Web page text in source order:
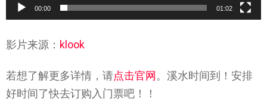
00:00 01:02
影片来源： klook
若想了解更多详情，请点击官网 。溪水时间到！安排
好时间了快去订购入门票吧！！